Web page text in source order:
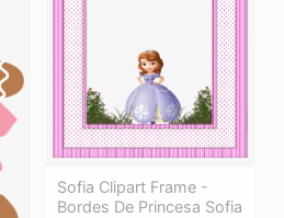
Sofia Clipart Frame -
Bordes De Princesa Sofia